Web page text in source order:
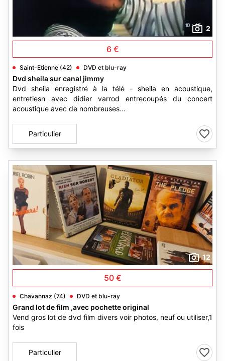
2
6 €
Saint-Etienne (42) DVD et blu-ray
Dvd sheila sur canal jimmy
Dvd sheila enregistré à la télé - sheila en acoustique,
entretiesn avec didier varrod entrecoupés du concert
acoustique avec de nombreuses...
Particulier
12
50 €
Chavannaz (74) DVD et blu-ray
Grand lot de film ,avec pochette original
Vend gros lot de dvd film divers voir photos, neuf ou utiliser,1
fois
Particulier